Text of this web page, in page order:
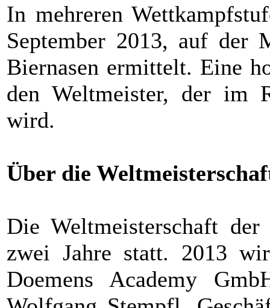
In mehreren
September 2013, auf der
Biernasen ermittelt. Eine
den Weltmeister, der im
wird.
Über die
Die Weltmeisterschaft
zwei Jahre statt. 2013
Doemens Academy